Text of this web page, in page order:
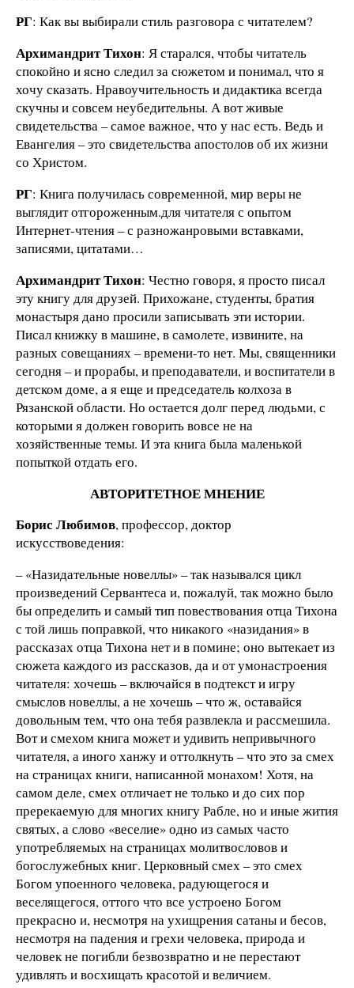
РГ: Как вы выбирали стиль разговора с читателем?
Архимандрит Тихон: Я старался, чтобы читатель
спокойно и ясно следил за сюжетом и понимал, что я
хочу сказать. Нравоучительность и дидактика всегда
скучны и совсем неубедительны. А вот живые
свидетельства – самое важное, что у нас есть. Ведь и
Евангелия – это свидетельства апостолов об их жизни
со Христом.
РГ: Книга получилась современной, мир веры не
выглядит отгороженным.для читателя с опытом
Интернет-чтения – с разножанровыми вставками,
записями, цитатами…
Архимандрит Тихон: Честно говоря, я просто писал
эту книгу для друзей. Прихожане, студенты, братия
монастыря дано просили записывать эти истории.
Писал книжку в машине, в самолете, извините, на
разных совещаниях – времени-то нет. Мы, священники
сегодня – и прорабы, и преподаватели, и воспитатели в
детском доме, а я еще и председатель колхоза в
Рязанской области. Но остается долг перед людьми, с
которыми я должен говорить вовсе не на
хозяйственные темы. И эта книга была маленькой
попыткой отдать его.
АВТОРИТЕТНОЕ МНЕНИЕ
Борис Любимов, профессор, доктор
искусствоведения:
– «Назидательные новеллы» – так назывался цикл
произведений Сервантеса и, пожалуй, так можно было
бы определить и самый тип повествования отца Тихона
с той лишь поправкой, что никакого «назидания» в
рассказах отца Тихона нет и в помине; оно вытекает из
сюжета каждого из рассказов, да и от умонастроения
читателя: хочешь – включайся в подтекст и игру
смыслов новеллы, а не хочешь – что ж, оставайся
довольным тем, что она тебя развлекла и рассмешила.
Вот и смехом книга может и удивить непривычного
читателя, а иного ханжу и оттолкнуть – что это за смех
на страницах книги, написанной монахом! Хотя, на
самом деле, смех отличает не только и до сих пор
пререкаемую для многих книгу Рабле, но и иные жития
святых, а слово «веселие» одно из самых часто
употребляемых на страницах молитвословов и
богослужебных книг. Церковный смех – это смех
Богом упоенного человека, радующегося и
веселящегося, оттого что все устроено Богом
прекрасно и, несмотря на ухищрения сатаны и бесов,
несмотря на падения и грехи человека, природа и
человек не погибли безвозвратно и не перестают
удивлять и восхищать красотой и величием.